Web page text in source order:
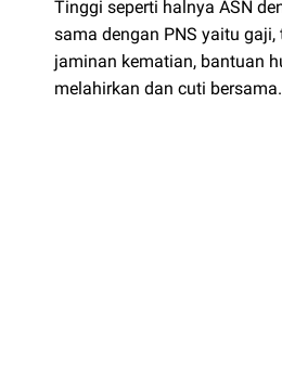
Tinggi seperti halnya ASN
sama dengan PNS yaitu
jaminan kematian, bantuan
melahirkan dan cuti bersama.